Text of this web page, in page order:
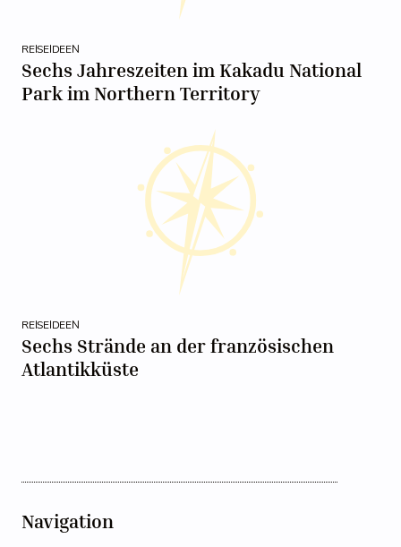
REISEIDEEN
Sechs Jahreszeiten im Kakadu National
Park im Northern Territory
REISEIDEEN
Sechs Strände an der französischen
Atlantikküste
Navigation